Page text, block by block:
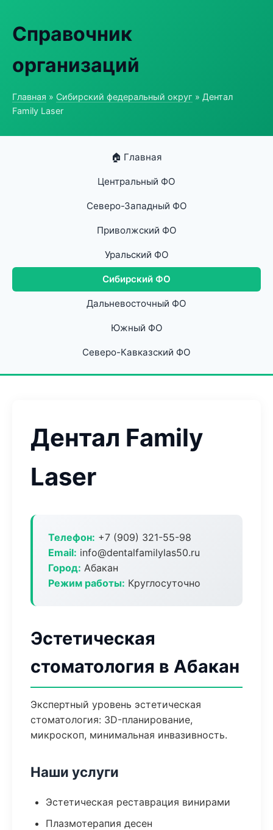
Справочник
организаций
Главная » Сибирский федеральный округ » Дентал
Family Laser
🏠 Главная
Центральный ФО
Северо-Западный ФО
Приволжский ФО
Уральский ФО
Сибирский ФО
Дальневосточный ФО
Южный ФО
Северо-Кавказский ФО
Дентал Family
Laser
Телефон: +7 (909) 321-55-98
Email: info@dentalfamilylas50.ru
Город: Абакан
Режим работы: Круглосуточно
Эстетическая
стоматология в Абакан
Экспертный уровень эстетическая
стоматология: 3D-планирование,
микроскоп, минимальная инвазивность.
Наши услуги
Эстетическая реставрация винирами
Плазмотерапия десен